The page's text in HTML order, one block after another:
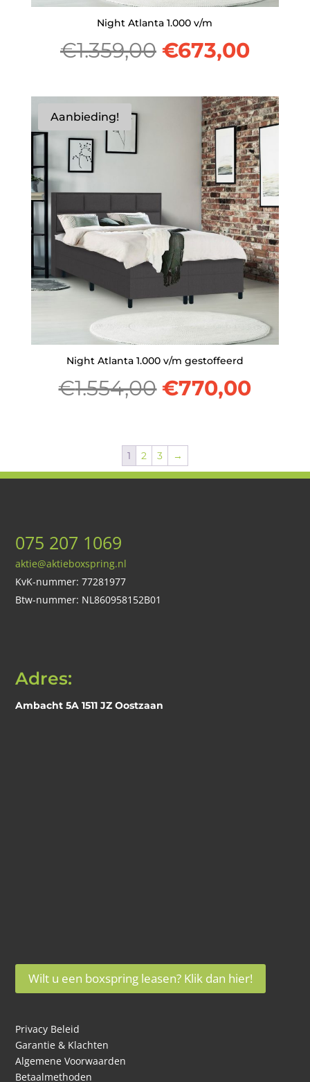
Night Atlanta 1.000 v/m
€1.359,00
was:
€1.359,00.
€673,00
is:
Aanbieding!
Night Atlanta 1.000 v/m gestoffeerd
€1.554,00
was:
€770,00
1 2 3 →
075 207 1069
aktie@aktieboxspring.nl
KvK-nummer: 77281977
Btw-nummer: NL860958152B01
Adres:
Ambacht 5A 1511 JZ Oostzaan
Wilt u een boxspring leasen? Klik dan hier!
Privacy Beleid
Garantie & Klachten
Algemene Voorwaarden
Betaalmethoden